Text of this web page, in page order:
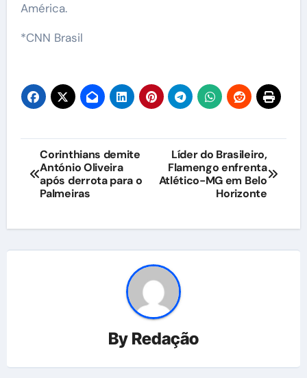
América.
*CNN Brasil
Navegação
de
Corinthians demite
António Oliveira
após derrota para o
Palmeiras
Líder do Brasileiro,
Flamengo enfrenta
Atlético-MG em Belo
Horizonte
By Redação